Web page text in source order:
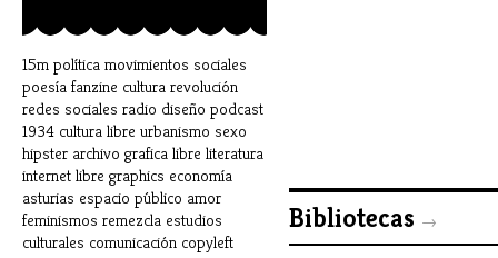
15m política movimientos sociales
poesía fanzine cultura revolución
redes sociales radio diseño podcast
1934 cultura libre urbanismo sexo
hipster archivo grafica libre literatura
internet libre graphics economía
asturias espacio público amor
feminismos remezcla estudios
culturales comunicación copyleft
Bibliotecas →